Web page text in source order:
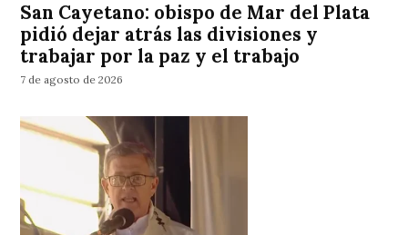
San Cayetano: obispo de Mar del Plata
pidió dejar atrás las divisiones y
trabajar por la paz y el trabajo
7 de agosto de 2026